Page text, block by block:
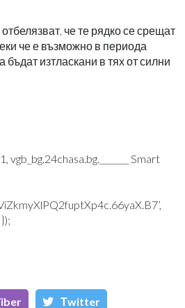
че те рядко се срещат
че е възможно в периода
изтласкани в тях от силни
Smart
Тwitter